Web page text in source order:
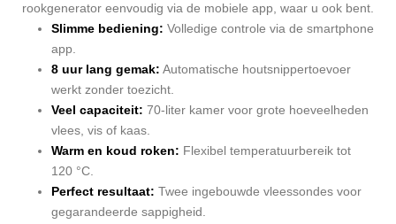
rookgenerator eenvoudig via de mobiele app, waar u ook bent.
Slimme bediening: Volledige controle via de smartphone
app.
8 uur lang gemak: Automatische houtsnippertoevoer
werkt zonder toezicht.
Veel capaciteit: 70-liter kamer voor grote hoeveelheden
vlees, vis of kaas.
Warm en koud roken: Flexibel temperatuurbereik tot
120 °C.
Perfect resultaat: Twee ingebouwde vleessondes voor
gegarandeerde sappigheid.